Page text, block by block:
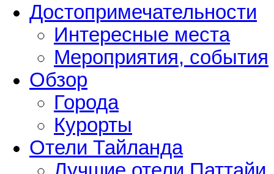
Достопримечательности
Интересные места
Мероприятия, события
Обзор
Города
Курорты
Отели Тайланда